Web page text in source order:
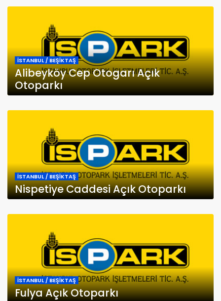
İSTANBUL / BEŞİKTAŞ
Alibeyköy Cep Otogarı Açık
Otoparkı
İSTANBUL / BEŞİKTAŞ
Nispetiye Caddesi Açık Otoparkı
İSTANBUL / BEŞİKTAŞ
Fulya Açık Otoparkı